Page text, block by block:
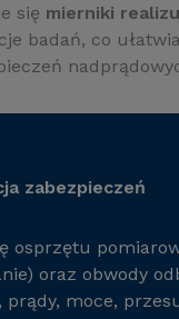
się mierniki
badań, co
zabezpieczeń
osprzętu
oraz obwody
moce,